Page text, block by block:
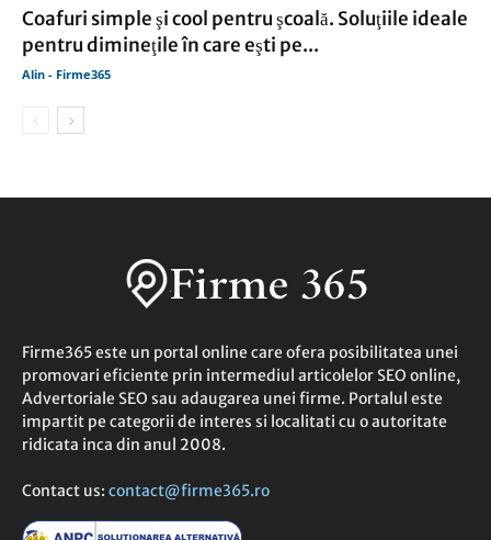
Coafuri simple şi cool pentru şcoală. Soluţiile ideale
pentru dimineţile în care eşti pe...
Alin - Firme365
Firme365 este un portal online care ofera posibilitatea unei
promovari eficiente prin intermediul articolelor SEO online,
Advertoriale SEO sau adaugarea unei firme. Portalul este
impartit pe categorii de interes si localitati cu o autoritate
ridicata inca din anul 2008.
Contact us: contact@firme365.ro